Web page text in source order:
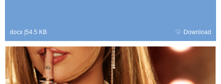
docx |54.5 KB Download